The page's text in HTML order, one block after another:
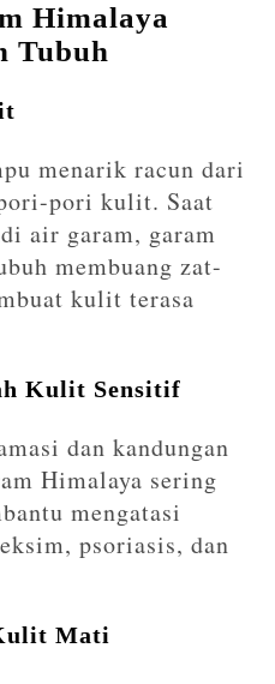
Himalaya
Tubuh
menarik racun dari
pori kulit. Saat
air garam, garam
membuang zat-
kulit terasa
Kulit Sensitif
dan kandungan
Himalaya sering
mengatasi
psoriasis, dan
Mati